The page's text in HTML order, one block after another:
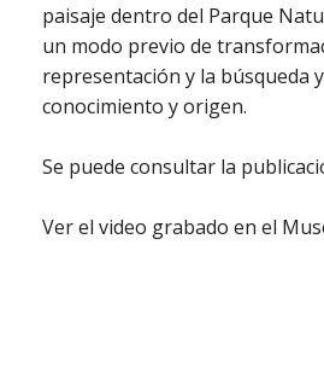
paisaje dentro del Parque
un modo previo de
representación y la búsqueda
conocimiento y origen.
Se puede consultar la
Ver el video grabado en el